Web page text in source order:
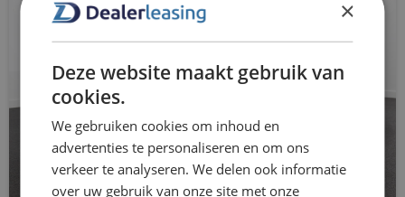
vorübergehend ein Fahrzeug benötigen, beispielsweise
für den Arbeitsweg, als Ersatzfahrzeug oder für eine
vorübergehende berufliche oder private Nutzung. Sie
fahren ohne langfristige Verpflichtungen und können
Ihren Leasingvertrag flexibel an Ihre sich ändernden
Bedürfnisse anpassen. So bleiben Ihre
Mobilitätsvereinbarungen transparent und flexibel.
Radio
RDW-Gebühren
Regensensor
Start/Stop-System
geschwindigkeitsabhängige Servolenkung
×
Deze website maakt gebruik van
cookies.
We gebruiken cookies om inhoud en
advertenties te personaliseren en om ons
verkeer te analyseren. We delen ook informatie
over uw gebruik van onze site met onze